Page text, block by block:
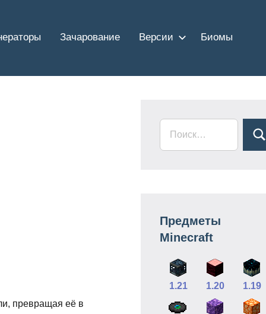
Зачарование Версии Биомы
превращая её в
Предметы
Minecraft
1.21 1.20 1.19